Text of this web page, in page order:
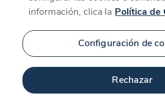
información, clica la Política de
Configuración de
Rechazar